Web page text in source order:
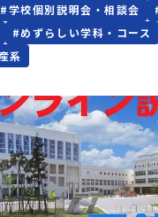
#学校個別説明会・相談会
#めずらしい学科・コース
系